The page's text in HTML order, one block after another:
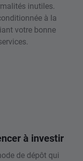
inutiles.
à la
votre bonne
à investir
de dépôt qui